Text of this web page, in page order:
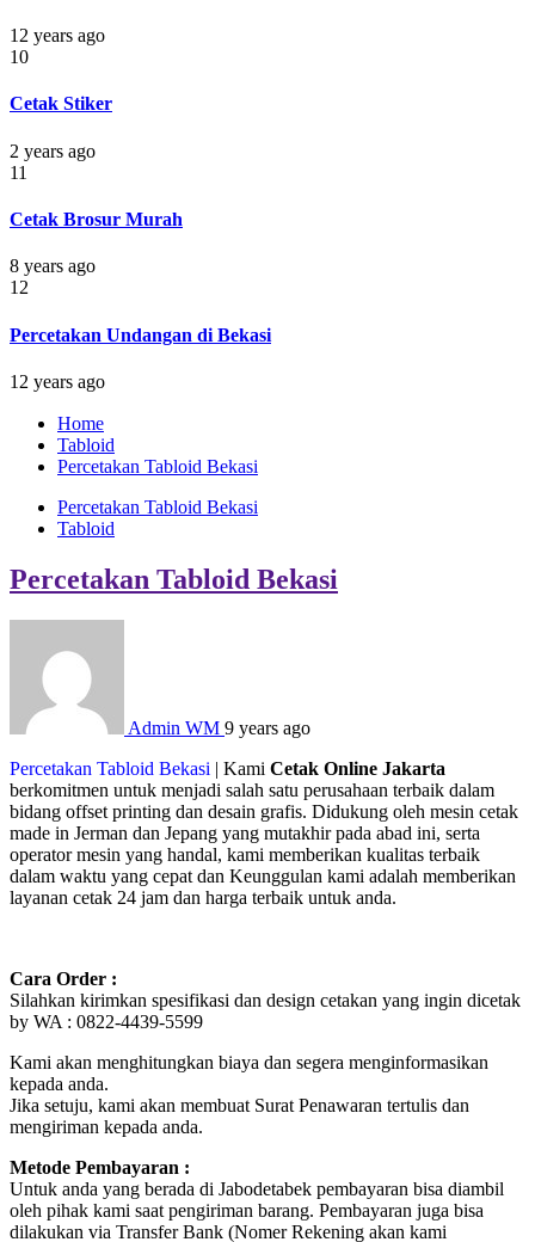
12 years ago
10
Cetak Stiker
2 years ago
11
Cetak Brosur Murah
8 years ago
12
Percetakan Undangan di Bekasi
12 years ago
Home
Tabloid
Percetakan Tabloid Bekasi
Percetakan Tabloid Bekasi
Tabloid
Percetakan Tabloid Bekasi
Admin WM 9 years ago
Percetakan Tabloid Bekasi | Kami Cetak Online Jakarta
berkomitmen untuk menjadi salah satu perusahaan terbaik dalam
bidang offset printing dan desain grafis. Didukung oleh mesin cetak
made in Jerman dan Jepang yang mutakhir pada abad ini, serta
operator mesin yang handal, kami memberikan kualitas terbaik
dalam waktu yang cepat dan Keunggulan kami adalah memberikan
layanan cetak 24 jam dan harga terbaik untuk anda.
Cara Order :
Silahkan kirimkan spesifikasi dan design cetakan yang ingin dicetak
by WA : 0822-4439-5599
Kami akan menghitungkan biaya dan segera menginformasikan
kepada anda.
Jika setuju, kami akan membuat Surat Penawaran tertulis dan
mengiriman kepada anda.
Metode Pembayaran :
Untuk anda yang berada di Jabodetabek pembayaran bisa diambil
oleh pihak kami saat pengiriman barang. Pembayaran juga bisa
dilakukan via Transfer Bank (Nomer Rekening akan kami